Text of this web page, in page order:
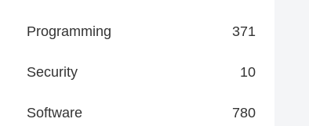
Programming 371
Security 10
Software 780